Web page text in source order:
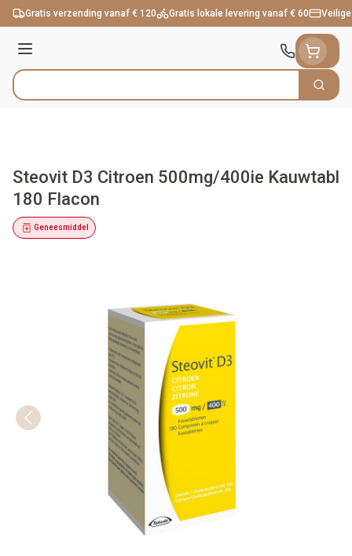
Ga naar de inhoud
Gratis verzending vanaf € 120 Gratis lokale levering vanaf € 60
Menu
Product, merk, categorie... Zoek
Steovit D3 Citroen 500mg/400ie Kauwtabl
180 Flacon
Geneesmiddel